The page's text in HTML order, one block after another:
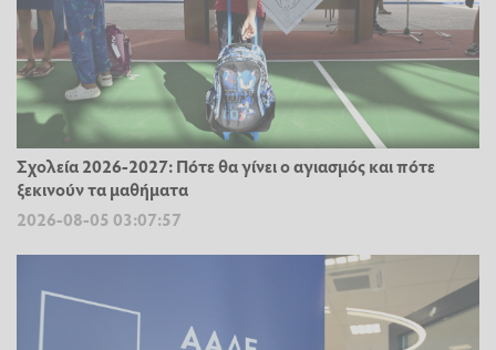
Σχολεία 2026-2027: Πότε θα γίνει ο αγιασμός και πότε
ξεκινούν τα μαθήματα
2026-08-05 03:07:57